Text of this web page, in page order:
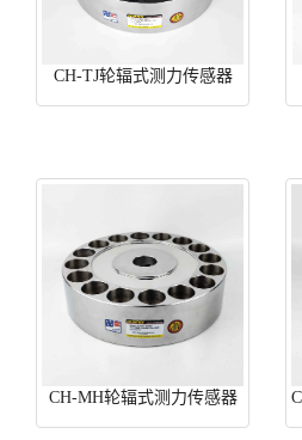
CH-TJ轮辐式测力传感器
CH-MH轮辐式测力传感器